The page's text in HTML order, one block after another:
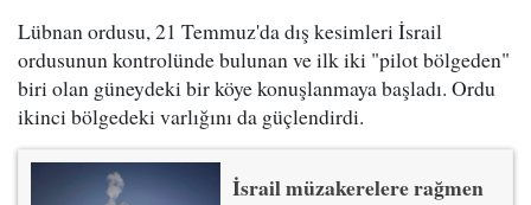
Lübnan ordusu, 21 Temmuz'da dış kesimleri İsrail
ordusunun kontrolünde bulunan ve ilk iki "pilot bölgeden"
biri olan güneydeki bir köye konuşlanmaya başladı. Ordu
ikinci bölgedeki varlığını da güçlendirdi.
İsrail müzakerelere rağmen